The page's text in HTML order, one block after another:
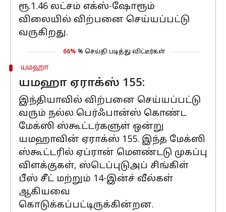
ரூ.1.46 லட்சம் எக்ஸ்-ஷோரூம்
விலையில் விற்பனை செய்யப்பட்டு
வருகிறது.
66% % செய்தி படித்து விட்டீர்கள்
யமஹா
யமஹா ஏராக்ஸ் 155:
இந்தியாவில் விற்பனை செய்யப்பட்டு
வரும் நல்ல பெர்ஃபான்ஸ் கொண்ட
மேக்ஸி ஸ்கூட்டர்களுள் ஒன்று
யமஹாவின் ஏராக்ஸ் 155. இந்த மேக்ஸி
ஸ்கூட்டரில் ஏப்ரான் மௌண்டடு முகப்பு
விளக்குகள், ஸ்டெப்புடுஅப் சிங்கிள்
பீஸ் சீட் மற்றும் 14-இன்ச் வீல்கள்
ஆகியவை
கொடுக்கப்பட்டிருக்கின்றன.